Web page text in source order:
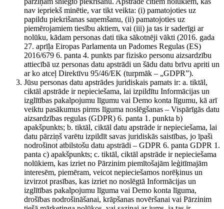
nav iepriekš minētie, var tikt veikta: (i) pamatojoties uz
papildu piekrišanas saņemšanu, (ii) pamatojoties uz
piemērojamiem tiesību aktiem, vai (iii) ja tas ir saderīgi ar
nolūku, kādam personas dati tika sākotnēji vākti (2016. gada
27. aprīļa Eiropas Parlamenta un Padomes Regulas (ES)
2016/679 6. panta 4. punkts par fizisko personu aizsardzību
attiecībā uz personas datu apstrādi un šādu datu brīvu apriti un
ar ko atceļ Direktīvu 95/46/EK (turpmāk – „GDPR”).
Jūsu personas datu apstrādes juridiskais pamats ir: a. tiktāl,
ciktāl apstrāde ir nepieciešama, lai izpildītu Informācijas un
izglītības pakalpojumu līgumu vai Demo konta līgumu, kā arī
veiktu pasākumus pirms līguma noslēgšanas – Vispārīgās datu
aizsardzības regulas (GDPR) 6. panta 1. punkta b)
apakšpunkts; b. tiktāl, ciktāl datu apstrāde ir nepieciešama, lai
datu pārziņš varētu izpildīt savas juridiskās saistības, jo īpaši
nodrošinot atbilstošu datu apstrādi – GDPR 6. panta GDPR 1.
panta c) apakšpunkts; c. tiktāl, ciktāl apstrāde ir nepieciešama
nolūkiem, kas izriet no Pārzinim piemītošajām leģitīmajām
interesēm, piemēram, veicot nepieciešamos norēķinus un
izvirzot prasības, kas izriet no noslēgtā Informācijas un
izglītības pakalpojumu līguma vai Demo konta līguma,
drošības nodrošināšanai, krāpšanas novēršanai vai Pārzinim